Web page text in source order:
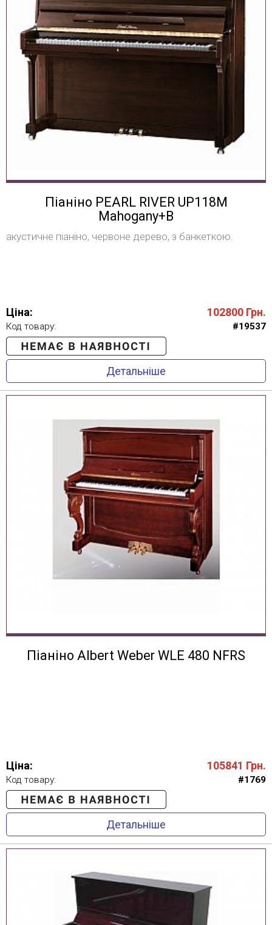
Піаніно PEARL RIVER UP118M
Mahogany+B
акустичне піаніно, червоне дерево, з банкеткою.
Ціна: 102800 Грн.
Код товару: #19537
Детальніше
Піаніно Albert Weber WLE 480 NFRS
Ціна: 105841 Грн.
Код товару: #1769
Детальніше